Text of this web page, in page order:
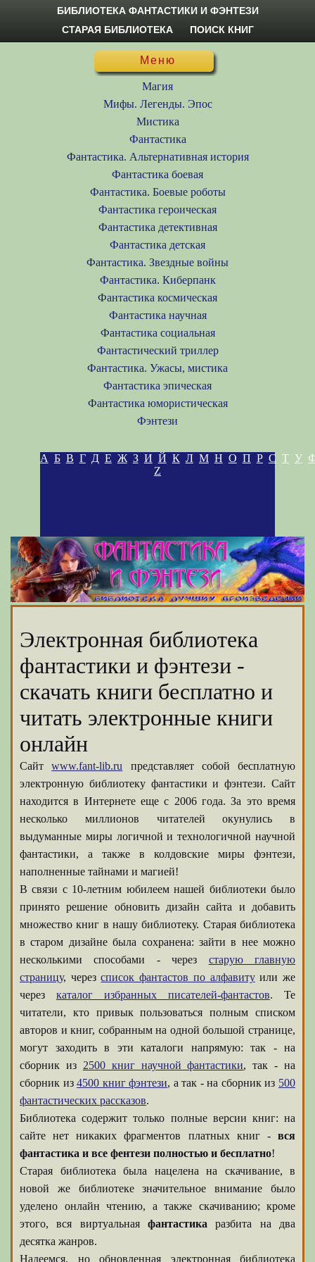
БИБЛИОТЕКА ФАНТАСТИКИ И ФЭНТЕЗИ
СТАРАЯ БИБЛИОТЕКА
ПОИСК КНИГ
Меню
Магия
Мифы. Легенды. Эпос
Мистика
Фантастика
Фантастика. Альтернативная история
Фантастика боевая
Фантастика. Боевые роботы
Фантастика героическая
Фантастика детективная
Фантастика детская
Фантастика. Звездные войны
Фантастика. Киберпанк
Фантастика космическая
Фантастика научная
Фантастика социальная
Фантастический триллер
Фантастика. Ужасы, мистика
Фантастика эпическая
Фантастика юмористическая
Фэнтези
А Б В Г Д Е Ж З И Й К Л М Н О П Р С Т У
Z
Электронная библиотека
фантастики и фэнтези -
скачать книги бесплатно и
читать электронные книги
онлайн
Сайтwww.fant-lib.ru представляет собой бесплатную
электронную библиотеку фантастики и фэнтези. Сайт
находится в Интернете еще с 2006 года. За это время
несколько миллионов читателей окунулись в
выдуманные миры логичной и технологичной научной
фантастики, а также в колдовские миры фэнтези,
наполненные тайнами и магией!
В связи с 10-летним юбилеем нашей библиотеки было
принято решение обновить дизайн сайта и добавить
множество книг в нашу библиотеку. Старая библиотека
в старом дизайне была сохранена: зайти в нее можно
несколькими способами - через старую главную
страницу, черезсписок фантастов по алфавитуили же
через каталог избранных писателей-фантастов. Те
читатели, кто привык пользоваться полным списком
авторов и книг, собранным на одной большой странице,
могут заходить в эти каталоги напрямую: так - на
сборник из 2500 книг научной фантастики, так - на
сборник из4500 книг фэнтези, а так - на сборник из 500
фантастических рассказов.
Библиотека содержит только полные версии книг: на
сайте нет никаких фрагментов платных книг - вся
фантастика и все фентези полностью и бесплатно!
Старая библиотека была нацелена на скачивание, в
новой же библиотеке значительное внимание было
уделено онлайн чтению, а также скачиванию; кроме
этого, вся виртуальная фантастика разбита на два
десятка жанров.
Надеемся, но обновленная электронная библиотека